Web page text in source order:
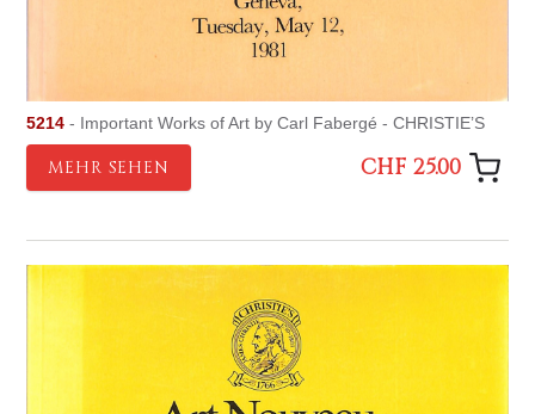
5214 - Important Works of Art by Carl Fabergé - CHRISTIE’S
MEHR SEHEN CHF 25.00